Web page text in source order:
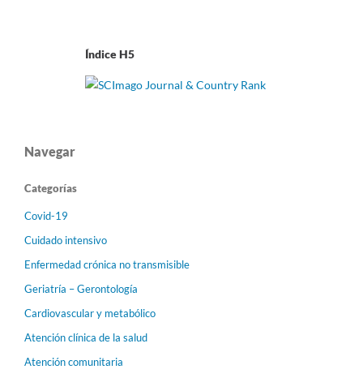
Índice H5
Navegar
Categorías
Covid-19
Cuidado intensivo
Enfermedad crónica no transmisible
Geriatría – Gerontología
Cardiovascular y metabólico
Atención clínica de la salud
Atención comunitaria